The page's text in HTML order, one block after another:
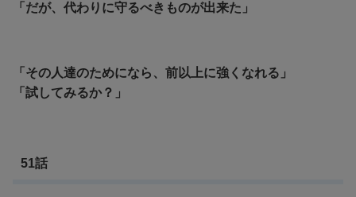
「だが、代わりに守るべきものが出来た」
「その人達のためになら、前以上に強くなれる」
「試してみるか？」
51話